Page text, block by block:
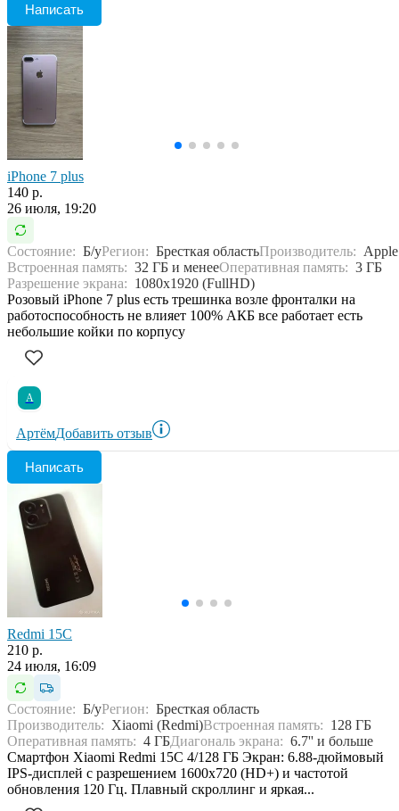
Написать
iPhone 7 plus
140 р.
26 июля, 19:20
Состояние: Б/уРегион: Бресткая областьПроизводитель: Apple
Встроенная память: 32 ГБ и менееОперативная память: 3 ГБ
Разрешение экрана: 1080x1920 (FullHD)
Розовый iPhone 7 plus есть трешинка возле фронталки на
работоспособность не влияет 100% АКБ все работает есть
небольшие койки по корпусу
А
АртёмДобавить отзыв
Написать
Redmi 15C
210 р.
24 июля, 16:09
Состояние: Б/уРегион: Бресткая область
Производитель: Xiaomi (Redmi)Встроенная память: 128 ГБ
Оперативная память: 4 ГБДиагональ экрана: 6.7'' и больше
Смартфон Xiaomi Redmi 15C 4/128 ГБ Экран: 6.88-дюймовый
IPS-дисплей с разрешением 1600x720 (HD+) и частотой
обновления 120 Гц. Плавный скроллинг и яркая...